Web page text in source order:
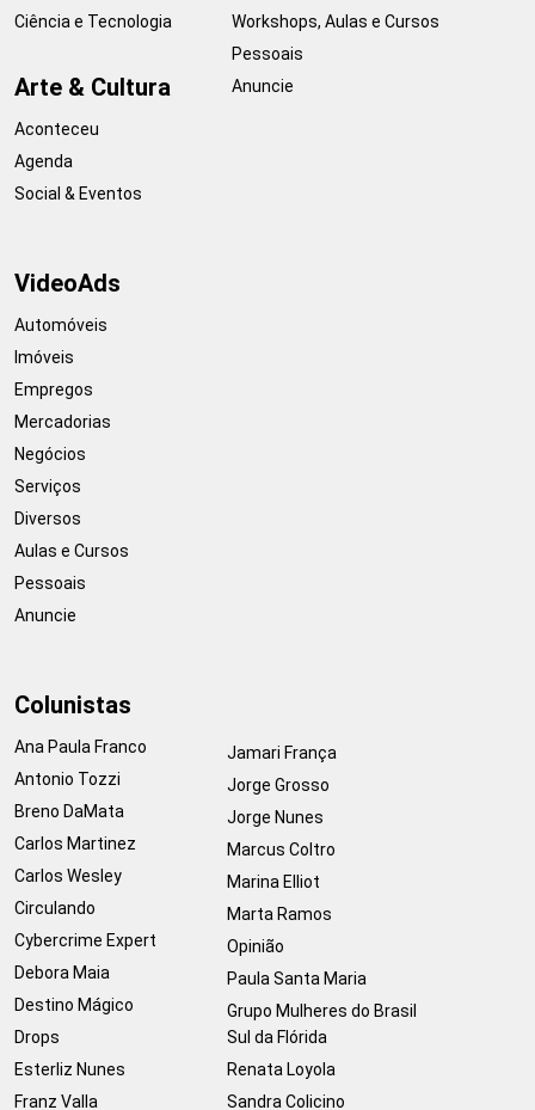
Ciência e Tecnologia
Arte & Cultura
Aconteceu
Agenda
Social & Eventos
Workshops, Aulas e Cursos
Pessoais
Anuncie
VideoAds
Automóveis
Imóveis
Empregos
Mercadorias
Negócios
Serviços
Diversos
Aulas e Cursos
Pessoais
Anuncie
Colunistas
Ana Paula Franco
Antonio Tozzi
Breno DaMata
Carlos Martinez
Carlos Wesley
Circulando
Cybercrime Expert
Debora Maia
Destino Mágico
Drops
Esterliz Nunes
Franz Valla
Jamari França
Jorge Grosso
Jorge Nunes
Marcus Coltro
Marina Elliot
Marta Ramos
Opinião
Paula Santa Maria
Grupo Mulheres do Brasil
Sul da Flórida
Renata Loyola
Sandra Colicino